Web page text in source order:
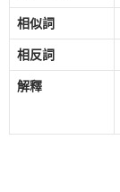
相似詞
相反詞
解釋